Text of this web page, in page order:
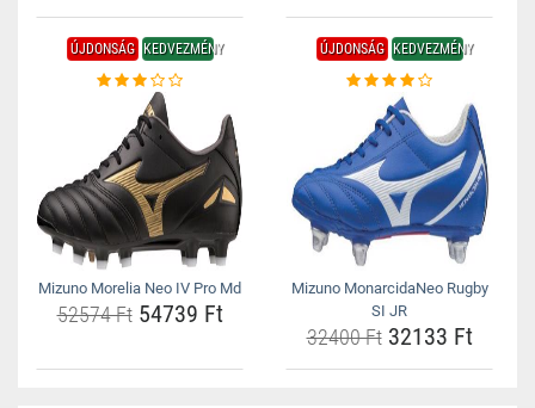
ÚJDONSÁG KEDVEZMÉNY
Mizuno Morelia Neo IV Pro Md
52574 Ft54739 Ft
ÚJDONSÁG KEDVEZMÉNY
Mizuno MonarcidaNeo Rugby
SI JR
32400 Ft32133 Ft